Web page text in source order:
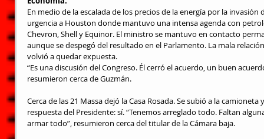
En medio de la escalada de los precios de la energía por la invasión
urgencia a Houston donde mantuvo una intensa agenda con
Chevron, Shell y Equinor. El ministro se mantuvo en contacto
aunque se despegó del resultado en el Parlamento. La mala
volvió a quedar expuesta.
“Es una discusión del Congreso. Él cerró el acuerdo, un buen
resumieron cerca de Guzmán.
Cerca de las 21 Massa dejó la Casa Rosada. Se subió a la
respuesta del Presidente: sí. “Tenemos arreglado todo. Faltan
armar todo”, resumieron cerca del titular de la Cámara baja.